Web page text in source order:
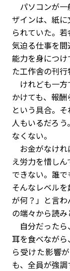
パソコンが一
ザインは、紙
られていた。
気迫る仕事を
能力を身につ
た工作舎の刊行
けれども一方
かけても、報酬
という具合。
人もいるだろ
なくない。
お金がなけれ
え労力を惜し
できない。誰
そんなレベル
が何？」と言
の端々から読み
自分だったら
耳を食べなが
ら受けた影響
も、全員が強調